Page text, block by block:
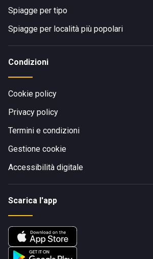
Spiagge per tipo
Spiagge per località più popolari
Condizioni
Cookie policy
Privacy policy
Termini e condizioni
Gestione cookie
Accessibilità digitale
Scarica l'app